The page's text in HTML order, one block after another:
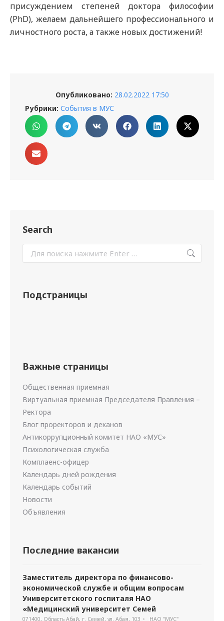
присуждением степеней доктора философии
(PhD), желаем дальнейшего профессионального и
личностного роста, а также новых достижений!
Опубликовано: 28.02.2022 17:50
Рубрики: События в МУС
Search
Подстраницы
Важные страницы
Общественная приёмная
Виртуальная приемная Председателя Правления –
Ректора
Блог проректоров и деканов
Антикоррупционный комитет НАО «МУС»
Психологическая служба
Комплаенс-офицер
Календарь дней рождения
Календарь событий
Новости
Объявления
Последние вакансии
Заместитель директора по финансово-
экономической службе и общим вопросам
Университетского госпиталя НАО
«Медицинский университет Семей
071400, Область Абай, г. Семей, ул. Абая, 103 НАО "МУС"